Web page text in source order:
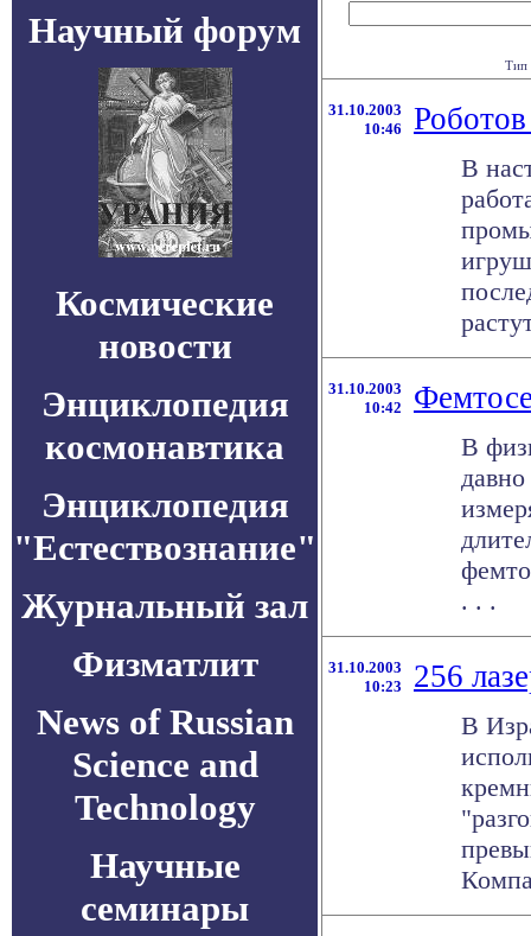
Научный форум
Космические
новости
Энциклопедия
космонавтика
Энциклопедия
"Естествознание"
Журнальный зал
Физматлит
News of Russian
Science and
Technology
Научные
семинары
Тип
31.10.2003
10:46
В
31.10.2003
10:42
В
. . .
31.10.2003
10:23
256
В